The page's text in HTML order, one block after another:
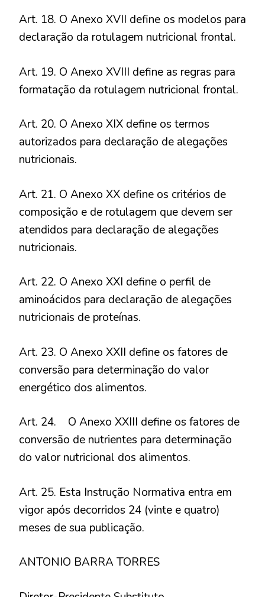
Art. 18. O Anexo XVII define os modelos para
declaração da rotulagem nutricional frontal.
Art. 19. O Anexo XVIII define as regras para
formatação da rotulagem nutricional frontal.
Art. 20. O Anexo XIX define os termos
autorizados para declaração de alegações
nutricionais.
Art. 21. O Anexo XX define os critérios de
composição e de rotulagem que devem ser
atendidos para declaração de alegações
nutricionais.
Art. 22. O Anexo XXI define o perfil de
aminoácidos para declaração de alegações
nutricionais de proteínas.
Art. 23. O Anexo XXII define os fatores de
conversão para determinação do valor
energético dos alimentos.
Art. 24. O Anexo XXIII define os fatores de
conversão de nutrientes para determinação
do valor nutricional dos alimentos.
Art. 25. Esta Instrução Normativa entra em
vigor após decorridos 24 (vinte e quatro)
meses de sua publicação.
ANTONIO BARRA TORRES